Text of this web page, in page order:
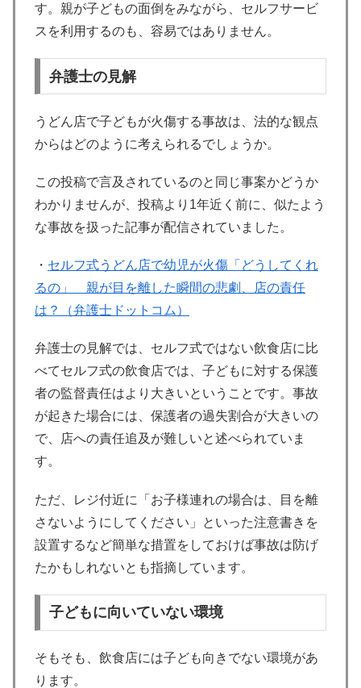
す。親が子どもの面倒をみながら、セルフサービ
スを利用するのも、容易ではありません。
弁護士の見解
うどん店で子どもが火傷する事故は、法的な観点
からはどのように考えられるでしょうか。
この投稿で言及されているのと同じ事案かどうか
わかりませんが、投稿より1年近く前に、似たよう
な事故を扱った記事が配信されていました。
・ セルフ式うどん店で幼児が火傷「どうしてくれ
るの」 親が目を離した瞬間の悲劇、店の責任
は？（弁護士ドットコム）
弁護士の見解では、セルフ式ではない飲食店に比
べてセルフ式の飲食店では、子どもに対する保護
者の監督責任はより大きいということです。事故
が起きた場合には、保護者の過失割合が大きいの
で、店への責任追及が難しいと述べられていま
す。
ただ、レジ付近に「お子様連れの場合は、目を離
さないようにしてください」といった注意書きを
設置するなど簡単な措置をしておけば事故は防げ
たかもしれないとも指摘しています。
子どもに向いていない環境
そもそも、飲食店には子ども向きでない環境があ
ります。